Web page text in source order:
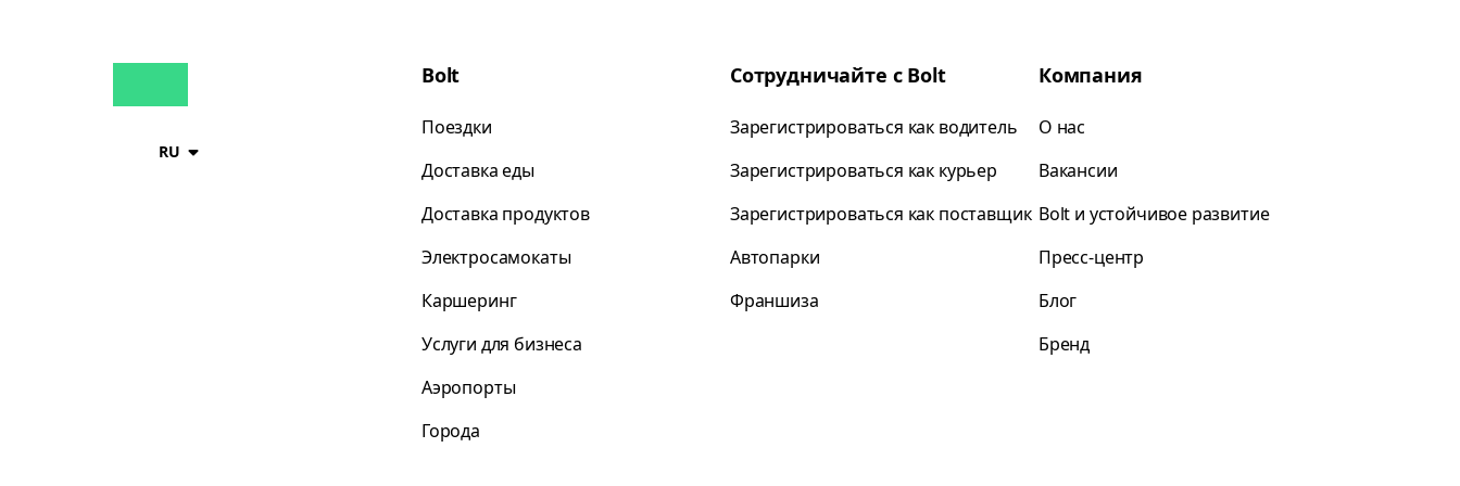
RU
Bolt
Поездки
Доставка еды
Доставка продуктов
Электросамокаты
Каршеринг
Услуги для бизнеса
Аэропорты
Города
Сотрудничайте с Bolt
Зарегистрироваться как водитель
Зарегистрироваться как курьер
Зарегистрироваться как поставщик
Автопарки
Франшиза
Компания
О нас
Вакансии
Bolt и устойчивое развитие
Пресс-центр
Блог
Бренд